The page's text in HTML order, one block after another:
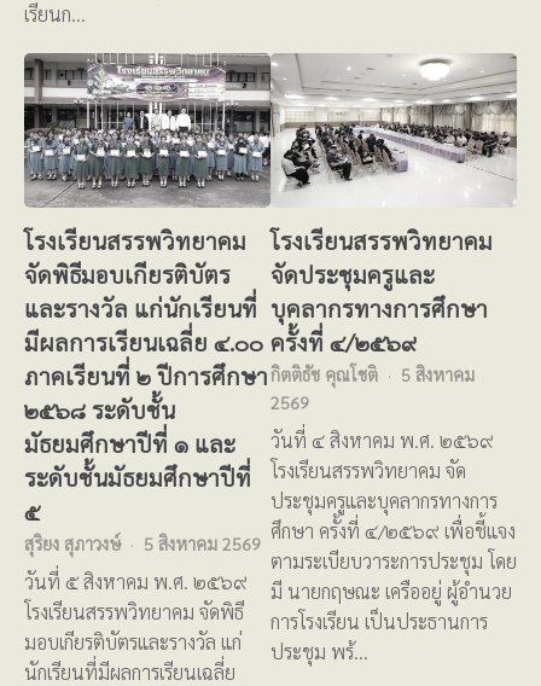
เรียนก…
โรงเรียนสรรพวิทยาคม
จัดพิธีมอบเกียรติบัตร
และรางวัล แก่นักเรียนที่
มีผลการเรียนเฉลี่ย ๔.๐๐
ภาคเรียนที่ ๒ ปีการศึกษา
๒๕๖๘ ระดับชั้น
มัธยมศึกษาปีที่ ๑ และ
ระดับชั้นมัธยมศึกษาปีที่
๕
สุริยง สุภาวงษ์ 5 สิงหาคม 2569
วันที่ ๕ สิงหาคม พ.ศ. ๒๕๖๙
โรงเรียนสรรพวิทยาคม จัดพิธี
มอบเกียรติบัตรและรางวัล แก่
นักเรียนที่มีผลการเรียนเฉลี่ย
โรงเรียนสรรพวิทยาคม
จัดประชุมครูและ
บุคลากรทางการศึกษา
ครั้งที่ ๔/๒๕๖๙
กิตติธัช คุณโชติ
5 สิงหาคม
2569
วันที่ ๔ สิงหาคม พ.ศ. ๒๕๖๙
โรงเรียนสรรพวิทยาคม จัด
ประชุมครูและบุคลากรทางการ
ศึกษา ครั้งที่ ๔/๒๕๖๙ เพื่อชี้แจง
ตามระเบียบวาระการประชุม โดย
มี นายกฤษณะ เครืออยู่ ผู้อำนวย
การโรงเรียน เป็นประธานการ
ประชุม พร้…